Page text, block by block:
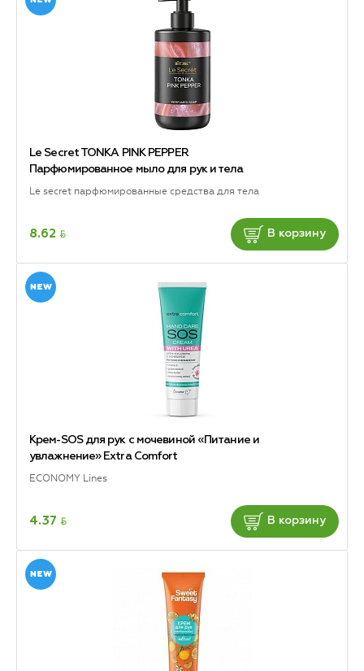
Le Secret TONKA PINK PEPPER
Парфюмированное мыло для рук и тела
Le secret парфюмированные средства для тела
8.62 BYN В корзину
Крем-SOS для рук с мочевиной «Питание и
увлажнение» Extra Comfort
ECONOMY Lines
4.37 BYN В корзину